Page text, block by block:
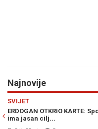
Najnovije
potpisan, novi vojni